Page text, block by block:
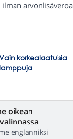
arvonlisäveroa
Vain korkealaatuisia
lamppuja
oikean
englanniksi